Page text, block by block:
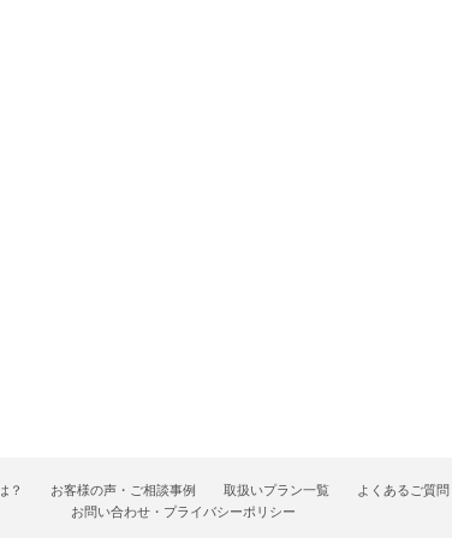
？ お客様の声・ご相談事例 取扱いプラン一覧 よくあるご質問
お問い合わせ・プライバシーポリシー